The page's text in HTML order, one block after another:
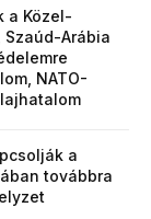
a Közel-
Szaúd-Arábia
NATO-
a
továbbra